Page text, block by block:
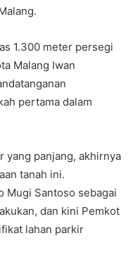
1.300 meter persegi
Malang Iwan
pertama dalam
yang panjang, akhirnya
tanah ini.
Mugi Santoso sebagai
dan kini Pemkot
lahan parkir